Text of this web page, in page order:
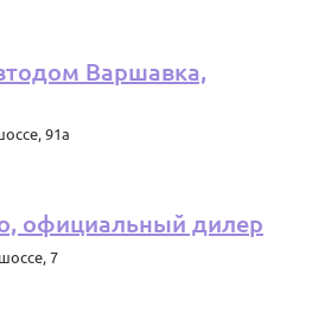
Варшавка,
91а
официальный дилер
7